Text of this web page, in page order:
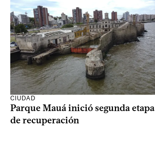
CIUDAD
Parque Mauá inició segunda etapa
de recuperación